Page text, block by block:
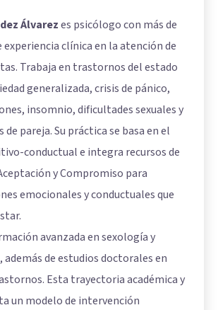
Álvarezes psicólogo con más de
experiencia clínica en la atención de
Trabaja en trastornos del estado
generalizada, crisis de pánico,
insomnio, dificultades sexuales y
pareja. Su práctica se basa en el
conductual e integra recursos de
y Compromiso para
emocionales y conductuales que
avanzada en sexología y
de estudios doctorales en
Esta trayectoria académica y
un modelo de intervención